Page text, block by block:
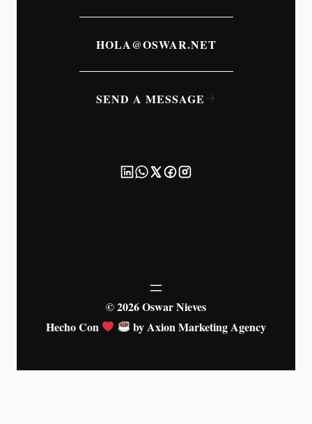
HOLA@OSWAR.NET
SEND A MESSAGE
© 2026 Oswar Nieves
Hecho Con
by Axion Marketing Agency